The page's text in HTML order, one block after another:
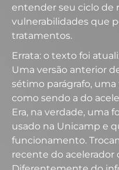
entender seu ciclo de
vulnerabilidades que
tratamentos.
Errata: o texto foi
Uma versão anterior
sétimo parágrafo,
como sendo a do
Era, na verdade, uma
usado na Unicamp e
funcionamento.
recente do acelerador